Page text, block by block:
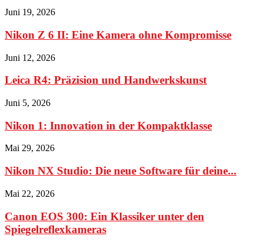
Juni 19, 2026
Nikon Z 6 II: Eine Kamera ohne Kompromisse
Juni 12, 2026
Leica R4: Präzision und Handwerkskunst
Juni 5, 2026
Nikon 1: Innovation in der Kompaktklasse
Mai 29, 2026
Nikon NX Studio: Die neue Software für deine...
Mai 22, 2026
Canon EOS 300: Ein Klassiker unter den
Spiegelreflexkameras